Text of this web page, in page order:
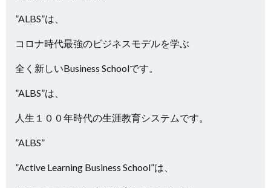
”ALBS”は、
コロナ時代最強のビジネスモデルを学ぶ
全く新しいBusiness Schoolです。
”ALBS”は、
人生１００年時代の生涯教育システムです。
”ALBS”
”Active Learning Business School”は、